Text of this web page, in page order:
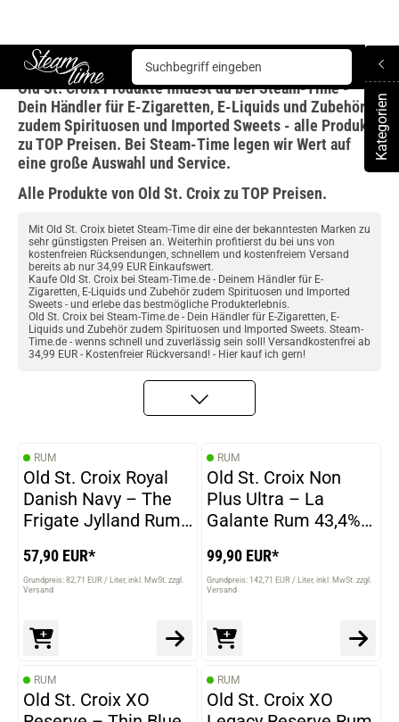
Steam time
Old St. Croix
Kategorien
Old St. Croix Produkte findest du bei Steam-Time -
Dein Händler für E-Zigaretten, E-Liquids und Zubehör
zudem Spirituosen und Imported Sweets - alle Produkte
zu TOP Preisen. Bei Steam-Time legen wir Wert auf
eine große Auswahl und Service.
Alle Produkte von Old St. Croix zu TOP Preisen.
Mit Old St. Croix bietet Steam-Time dir eine der bekanntesten Marken zu
sehr günstigsten Preisen an. Weiterhin profitierst du bei uns von
kostenfreien Rücksendungen, schnellem und kostenfreiem Versand
bereits ab nur 34,99 EUR Einkaufswert.
Kaufe Old St. Croix bei Steam-Time.de - Deinem Händler für E-
Zigaretten, E-Liquids und Zubehör zudem Spirituosen und Imported
Sweets - und erlebe das bestmögliche Produkterlebnis.
Old St. Croix bei Steam-Time.de - Dein Händler für E-Zigaretten, E-
Liquids und Zubehör zudem Spirituosen und Imported Sweets. Steam-
Time.de - wenns schnell und zuverlässig sein soll! Versandkostenfrei ab
34,99 EUR - Kostenfreier Rückversand! - Hier kauf ich gern!
RUM
Old St. Croix Royal
Danish Navy – The
Frigate Jylland Rum
57,90 EUR*
Grundpreis: 82,71 EUR / Liter inkl. MwSt. zzgl.
Versand
RUM
Old St. Croix Non
Plus Ultra – La
Galante Rum 43,4%
99,90 EUR*
Grundpreis: 142,71 EUR / Liter inkl. MwSt. zzgl.
Versand
RUM
Old St. Croix XO
RUM
Old St. Croix XO